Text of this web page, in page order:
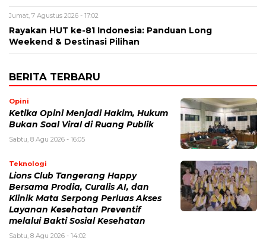
Jumat, 7 Agustus 2026 - 17:02
Rayakan HUT ke-81 Indonesia: Panduan Long
Weekend & Destinasi Pilihan
BERITA TERBARU
Opini
Ketika Opini Menjadi Hakim, Hukum
Bukan Soal Viral di Ruang Publik
Sabtu, 8 Agu 2026 - 16:05
Teknologi
Lions Club Tangerang Happy
Bersama Prodia, Curalis AI, dan
Klinik Mata Serpong Perluas Akses
Layanan Kesehatan Preventif
melalui Bakti Sosial Kesehatan
Sabtu, 8 Agu 2026 - 14:02